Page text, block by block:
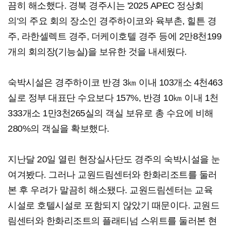
끔히 해소했다. 경북 경주시는 '2025 APEC 정상회
의'의 주요 회의 장소인 경주하이코와 육부촌, 힐튼 경
주, 라한셀렉트 경주, 더케이호텔 경주 등에 2만8천199
개의 회의장(기능실)을 보유한 것을 내세웠다.
숙박시설은 경주하이코 반경 3㎞ 이내 103개소 4천463
실로 정부 대표단 수요보다 157%, 반경 10㎞ 이내 1천
333개소 1만3천265실의 객실 보유로 총 수요에 비해
280%의 객실을 확보했다.
지난달 20일 열린 현장실사단도 경주의 숙박시설을 눈
여겨봤다. 그러나 교원드림센터와 한화리조트를 둘러
본 후 우려가 말끔히 해소됐다. 교원드림센터는 교육
시설로 호텔시설로 포함되지 않았기 때문이다. 교원드
림센터와 한화리조트의 플래티넘 스위트를 둘러본 현